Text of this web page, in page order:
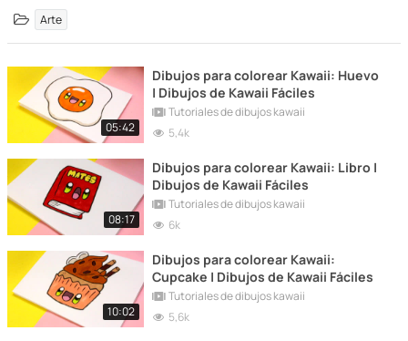
Arte
05:42
Dibujos para colorear Kawaii: Huevo
| Dibujos de Kawaii Fáciles
Tutoriales de dibujos kawaii
5,4k
08:17
Dibujos para colorear Kawaii: Libro |
Dibujos de Kawaii Fáciles
Tutoriales de dibujos kawaii
6k
10:02
Dibujos para colorear Kawaii:
Cupcake | Dibujos de Kawaii Fáciles
Tutoriales de dibujos kawaii
5,6k